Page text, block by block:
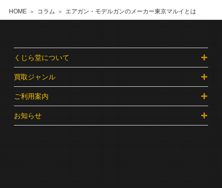
HOME コラム エアガン・モデルガンのメーカー東京マルイとは
くじら堂について
買取ジャンル
ご利用案内
お知らせ